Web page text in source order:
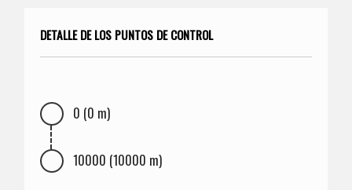
DETALLE DE LOS PUNTOS DE CONTROL
0 (0 m)
10000 (10000 m)